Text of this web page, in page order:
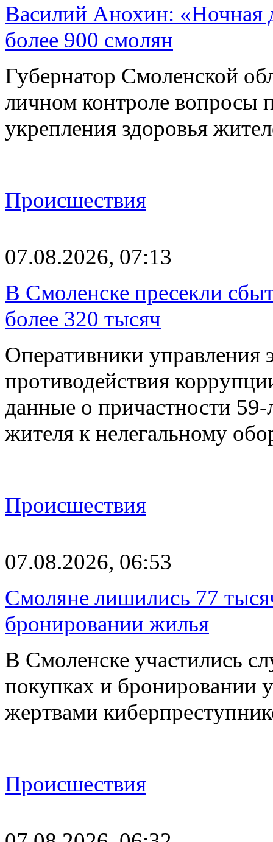
Василий Анохин: «Ночная
более 900 смолян
Губернатор Смоленской
личном контроле вопросы
укрепления здоровья
Происшествия
07.08.2026, 07:13
В Смоленске пресекли
более 320 тысяч
Оперативники управления
противодействия
данные о причастности 59-
жителя к нелегальному
Происшествия
07.08.2026, 06:53
Смоляне лишились 77
бронировании жилья
В Смоленске участились
покупках и бронировании
жертвами
Происшествия